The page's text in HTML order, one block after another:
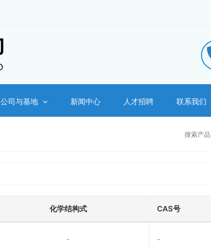
公司与基地 新闻中心 人才招聘 联系我们
搜索
化学结构式 CAS号
- -